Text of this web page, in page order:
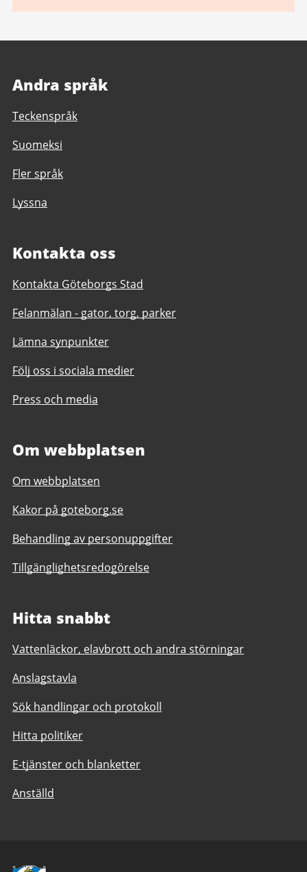
Andra språk
Teckenspråk
Suomeksi
Fler språk
Lyssna
Kontakta oss
Kontakta Göteborgs Stad
Felanmälan - gator, torg, parker
Lämna synpunkter
Följ oss i sociala medier
Press och media
Om webbplatsen
Om webbplatsen
Kakor på goteborg.se
Behandling av personuppgifter
Tillgänglighetsredogörelse
Hitta snabbt
Vattenläckor, elavbrott och andra störningar
Anslagstavla
Sök handlingar och protokoll
Hitta politiker
E-tjänster och blanketter
Anställd